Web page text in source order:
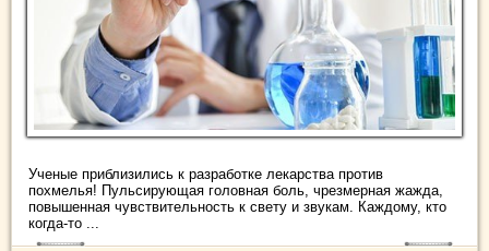
Ученые приблизились к разработке лекарства против
похмелья! Пульсирующая головная боль, чрезмерная жажда,
повышенная чувствительность к свету и звукам. Каждому, кто
когда-то ...